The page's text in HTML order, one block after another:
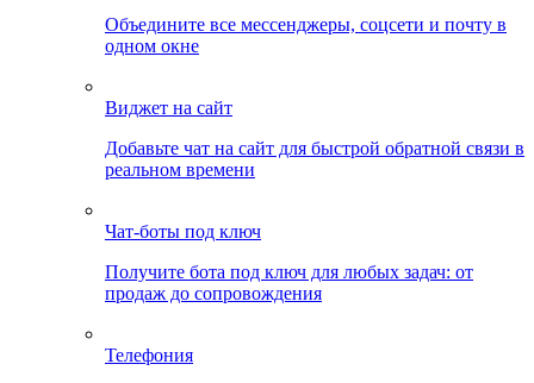
Объедините все мессенджеры, соцсети и почту в
одном окне
Виджет на сайт
Добавьте чат на сайт для быстрой обратной связи в
реальном времени
Чат-боты под ключ
Получите бота под ключ для любых задач: от
продаж до сопровождения
Телефония